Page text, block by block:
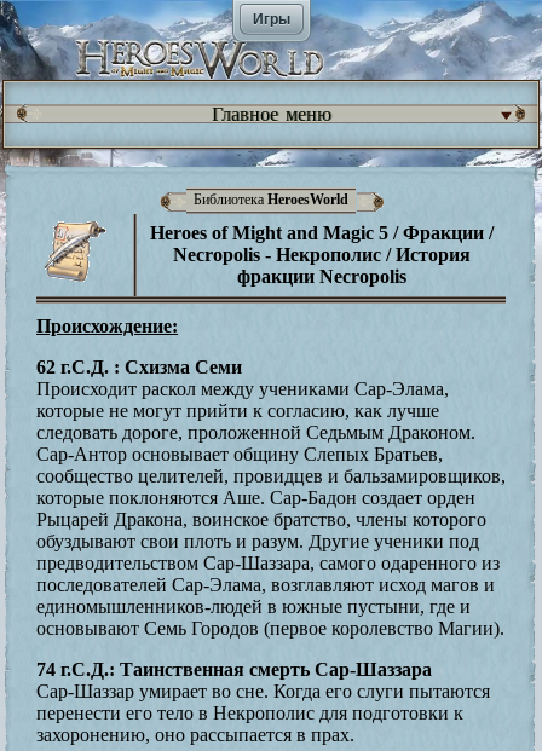
Игры
Главное меню
Библиотека HeroesWorld
Heroes of Might and Magic 5 / Фракции /
Necropolis - Некрополис / История
фракции Necropolis
Происхождение:
62 г.С.Д. : Схизма Семи
Происходит раскол между учениками Сар-Элама,
которые не могут прийти к согласию, как лучше
следовать дороге, проложенной Седьмым Драконом.
Сар-Антор основывает общину Слепых Братьев,
сообщество целителей, провидцев и бальзамировщиков,
которые поклоняются Аше. Сар-Бадон создает орден
Рыцарей Дракона, воинское братство, члены которого
обуздывают свои плоть и разум. Другие ученики под
предводительством Сар-Шаззара, самого одаренного из
последователей Сар-Элама, возглавляют исход магов и
единомышленников-людей в южные пустыни, где и
основывают Семь Городов (первое королевство Магии).
74 г.С.Д.: Таинственная смерть Сар-Шаззара
Сар-Шаззар умирает во сне. Когда его слуги пытаются
перенести его тело в Некрополис для подготовки к
захоронению, оно рассыпается в прах.